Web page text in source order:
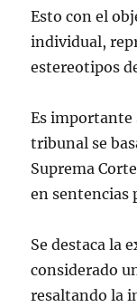
Esto con el
individual,
estereotipos
Es importante
tribunal se
Suprema
en sentencias
Se destaca la
considerado
resaltando la